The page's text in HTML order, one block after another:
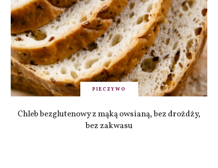
PIECZYWO
Chleb bezglutenowy z mąką owsianą, bez drożdży,
bez zakwasu